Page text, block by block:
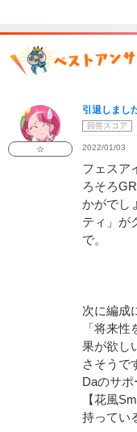
☆
引退しまし
回答スコア
2022/01/03
フェスア
ろそろ
かがでし
ティ」が
で。
次に編成
「将来
果が欲し
さそうで
Daのサポ
【花風
持ってい